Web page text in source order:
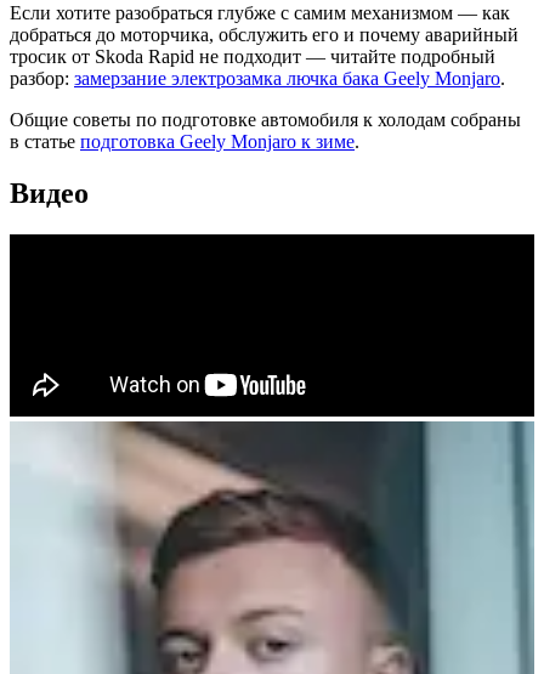
Если хотите разобраться глубже с самим механизмом — как
добраться до моторчика, обслужить его и почему аварийный
тросик от Skoda Rapid не подходит — читайте подробный
разбор: замерзание электрозамка лючка бака Geely Monjaro.
Общие советы по подготовке автомобиля к холодам собраны
в статье подготовка Geely Monjaro к зиме.
Видео